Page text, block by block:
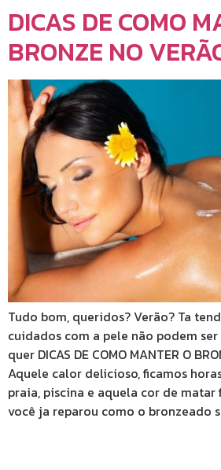
DICAS DE COMO
BRONZE NO
Tudo bom, queridos? Verão? Ta
cuidados com a pele não podem
quer DICAS DE COMO MANTER O
Aquele calor delicioso, ficamos
praia, piscina e aquela cor de matar
você ja reparou como o bronzeado